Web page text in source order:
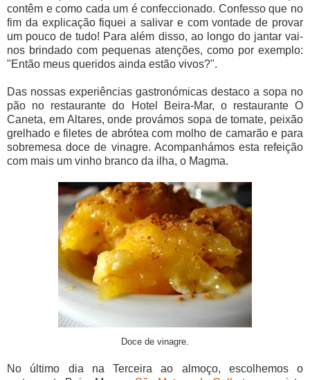
contêm e como cada um é confeccionado. Confesso que no
fim da explicação fiquei a salivar e com vontade de provar
um pouco de tudo! Para além disso, ao longo do jantar vai-
nos brindado com pequenas atenções, como por exemplo:
"Então meus queridos ainda estão vivos?".
Das nossas experiências gastronómicas destaco a sopa no
pão no restaurante do Hotel Beira-Mar, o restaurante O
Caneta, em Altares, onde provámos sopa de tomate, peixão
grelhado e filetes de abrótea com molho de camarão e para
sobremesa doce de vinagre. Acompanhámos esta refeição
com mais um vinho branco da ilha, o Magma.
Doce de vinagre.
No último dia na Terceira ao almoço, escolhemos o